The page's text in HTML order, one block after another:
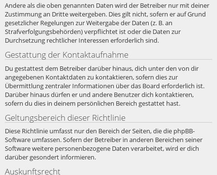
Andere als die oben genannten Daten wird der Betreiber nur mit deiner
Zustimmung an Dritte weitergeben. Dies gilt nicht, sofern er auf Grund
gesetzlicher Regelungen zur Weitergabe der Daten (z. B. an
Strafverfolgungsbehörden) verpflichtet ist oder die Daten zur
Durchsetzung rechtlicher Interessen erforderlich sind.
Gestattung der Kontaktaufnahme
Du gestattest dem Betreiber darüber hinaus, dich unter den von dir
angegebenen Kontaktdaten zu kontaktieren, sofern dies zur
Übermittlung zentraler Informationen über das Board erforderlich ist.
Darüber hinaus dürfen er und andere Benutzer dich kontaktieren,
sofern du dies in deinem persönlichen Bereich gestattet hast.
Geltungsbereich dieser Richtlinie
Diese Richtlinie umfasst nur den Bereich der Seiten, die die phpBB-
Software umfassen. Sofern der Betreiber in anderen Bereichen seiner
Software weitere personenbezogene Daten verarbeitet, wird er dich
darüber gesondert informieren.
Auskunftsrecht